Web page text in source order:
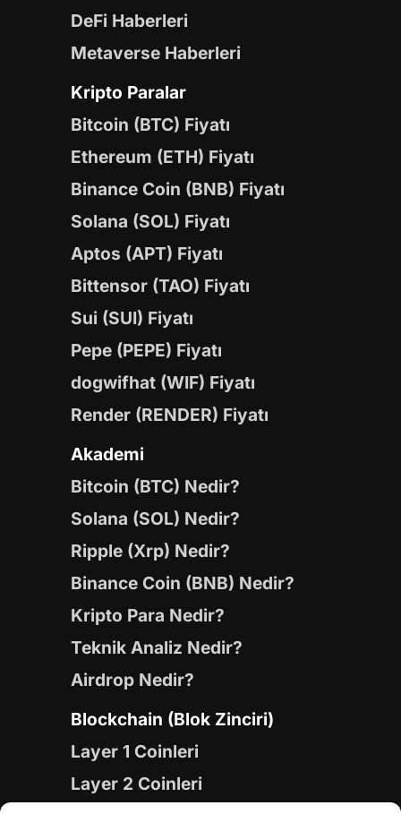
DeFi Haberleri
Metaverse Haberleri
Kripto Paralar
Bitcoin (BTC) Fiyatı
Ethereum (ETH) Fiyatı
Binance Coin (BNB) Fiyatı
Solana (SOL) Fiyatı
Aptos (APT) Fiyatı
Bittensor (TAO) Fiyatı
Sui (SUI) Fiyatı
Pepe (PEPE) Fiyatı
dogwifhat (WIF) Fiyatı
Render (RENDER) Fiyatı
Akademi
Bitcoin (BTC) Nedir?
Solana (SOL) Nedir?
Ripple (Xrp) Nedir?
Binance Coin (BNB) Nedir?
Kripto Para Nedir?
Teknik Analiz Nedir?
Airdrop Nedir?
Blockchain (Blok Zinciri)
Layer 1 Coinleri
Layer 2 Coinleri